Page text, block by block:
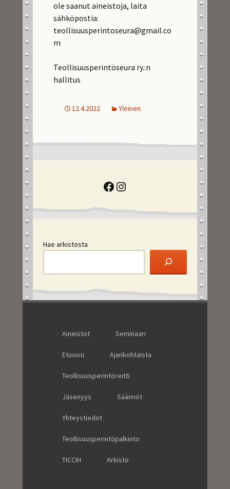
ole saanut aineistoja, laita
sähköpostia:
teollisuusperintoseura@gmail.co
m
Teollisuusperintöseura ry.:n
hallitus
12.4.2022 Yleinen
Facebook
Instagram
Hae arkistosta
Aineistot Seminaari
Etusivu Ajankohtaista
Teollisuusperintöreitti
Jäsenyys Säännöt
Yhteystiedot
Teollisuusperintöpalkinto
TICCIH Arkisto